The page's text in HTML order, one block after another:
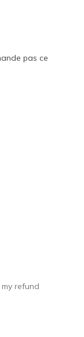
k
pas ce
refund